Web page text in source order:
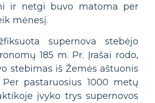
ir netgi buvo matoma per
mėnesį.
supernova stebėjo
185 m. Pr. Įrašai rodo,
stebimas iš Žemės aštuonis
Per pastaruosius 1000 metų
įvyko trys supernovos